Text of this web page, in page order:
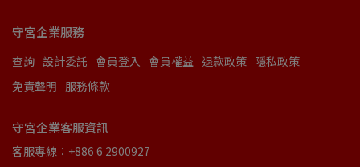
守宮企業服務
查詢 設計委託 會員登入 會員權益 退款政策 隱私政策
免責聲明 服務條款
守宮企業客服資訊
客服專線：+886 6 2900927